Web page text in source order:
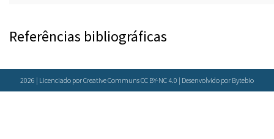
Referências bibliográficas
2026 | Licenciado por Creative Communs CC BY-NC 4.0 | Desenvolvido por Bytebio